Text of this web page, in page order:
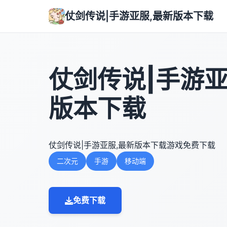
仗剑传说|手游亚服,最新版本下载
仗剑传说|手游
版本下载
仗剑传说|手游亚服,最新版本下载游戏免费下载
二次元 手游 移动端
免费下载